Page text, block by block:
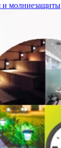
и молниезащиты